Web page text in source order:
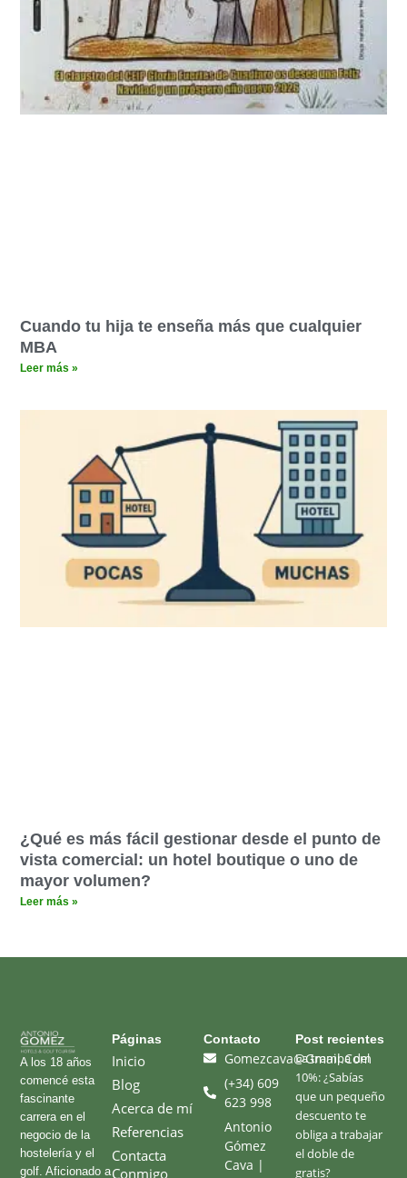
Cuando tu hija te enseña más que cualquier
MBA
Leer más »
¿Qué es más fácil gestionar desde el punto de
vista comercial: un hotel boutique o uno de
mayor volumen?
Leer más »
A los 18 años
comencé esta
fascinante
carrera en el
negocio de la
hostelería y el
golf. Aficionado a
Páginas​
Inicio
Blog
Acerca de mí
Referencias
Contacta
Conmigo
Contacto
Gomezcava@gmail.com
(+34) 609
623 998
Antonio
Gómez
Cava |
Post recientes
La trampa del
10%: ¿Sabías
que un pequeño
descuento te
obliga a trabajar
el doble de
gratis?